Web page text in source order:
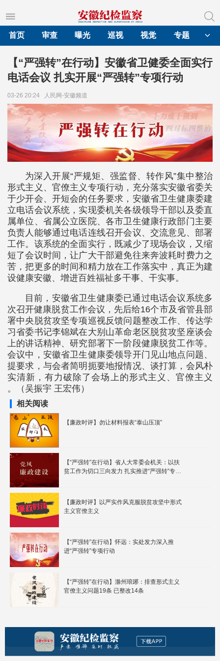
首页
审查 曝光 巡视 视觉 专题
【“严强转”在行动】安徽省卫健委全面实行
电话会议 扎实开展“严强转”专项行动
03-26 20:24 人民网-安徽频道
为深入开展“严规矩、强监督、转作风”集中整治
形式主义、官僚主义专项行动，充分落实安徽省委关
于少开会、开短会的任务要求，安徽省卫生健康委建
立电话会议系统，实现委机关各级领导干部以及委直
属单位、省属公立医院、各市卫生健康行政部门主要
负责人能够通过电话连线召开会议、交流意见、部署
工作。该系统的全面实行，既减少了现场会议，又缩
短了会议时间，让广大干部避免往来奔波耗时费力之
苦，把更多的时间和精力放在工作落实中，真正为建
设健康安徽、增进百姓福祉多干事、干实事。
目前，安徽省卫生健康委已通过电话会议系统多
次召开健康脱贫工作会议，先后给16个市及省管县部
署中央脱贫攻坚专项巡视反馈问题整改工作、传达学
习省委书记李锦斌在大别山革命老区脱贫攻坚座谈会
上的讲话精神、研究部署下一阶段健康脱贫工作等。
会议中，安徽省卫生健康委领导开门见山地点问题、
提要求，与会者简明扼要地报情况、谈打算，会风朴
实清新，有力破除了会场上的形式主义、官僚主义
。（吴振宇 王宏伟）
相关阅读
【廉政时评】勿让材料报表“泰山压顶”
【“严强转”在行动】省人大常委会机关：以扶
贫工作为切口三向发力 扎实推进“严强转”专项
【廉政时评】以严实作风克服脱贫攻坚中形式
主义官僚主义
【“严强转”在行动】怀远：实处发力深入推
进“严强转”专项行动
【“严强转”在行动】滁州琅琊：排查形式主义
官僚主义问题19条 已整改14条